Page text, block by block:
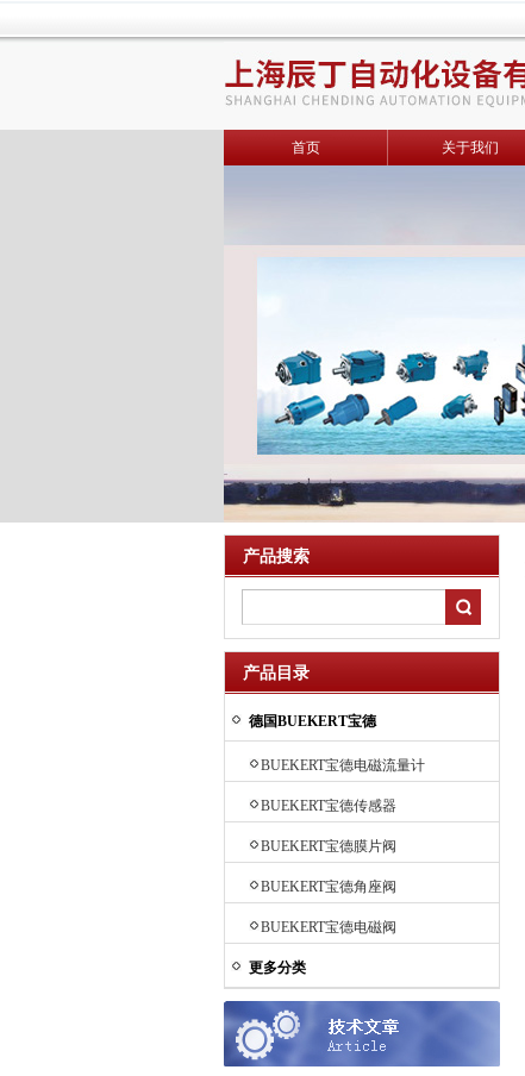
首页 关于我们
产品搜索
产品目录
德国BUEKERT宝德
BUEKERT宝德电磁流量计
BUEKERT宝德传感器
BUEKERT宝德膜片阀
BUEKERT宝德角座阀
BUEKERT宝德电磁阀
更多分类